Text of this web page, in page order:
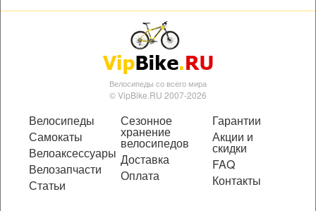
Велосипеды со всего мира
© VipBike.RU 2007-2026
Велосипеды
Самокаты
Велоаксессуары
Велозапчасти
Статьи
Сезонное
хранение
велосипедов
Доставка
Оплата
Гарантии
Акции и
скидки
FAQ
Контакты